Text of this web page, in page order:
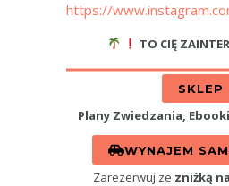
https://
TO CIĘ
SKLEP
Plany Zwiedzania,
WYNAJEM
Zarezerwuj ze zniżką